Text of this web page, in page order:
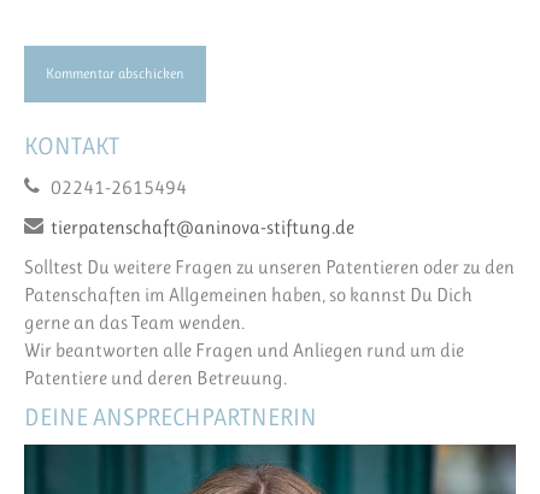
KONTAKT
02241-2615494
tierpatenschaft@aninova-stiftung.de
Solltest Du weitere Fragen zu unseren Patentieren oder zu den
Patenschaften im Allgemeinen haben, so kannst Du Dich
gerne an das Team wenden.
Wir beantworten alle Fragen und Anliegen rund um die
Patentiere und deren Betreuung.
DEINE ANSPRECHPARTNERIN